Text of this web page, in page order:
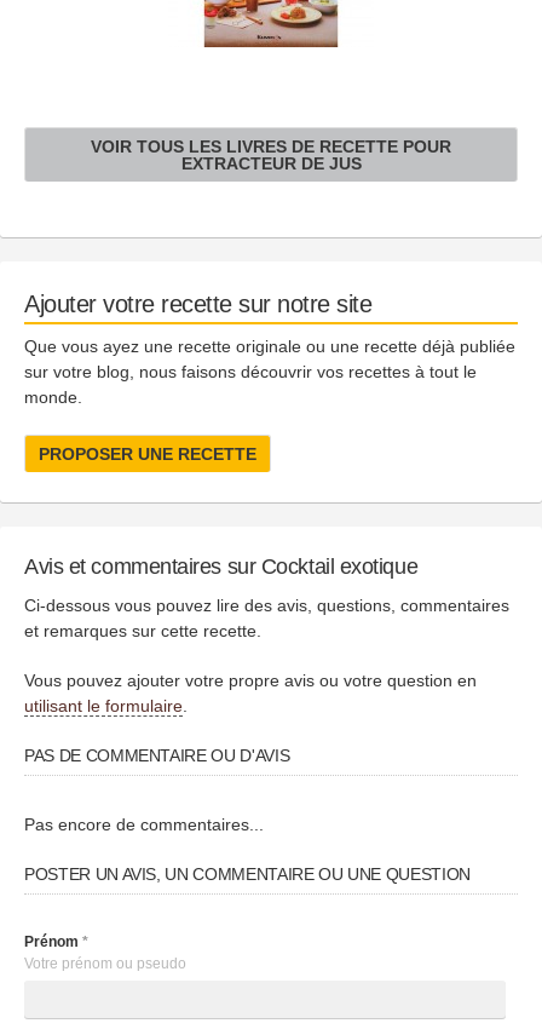
VOIR TOUS LES LIVRES DE RECETTE POUR
EXTRACTEUR DE JUS
Ajouter votre recette sur notre site
Que vous ayez une recette originale ou une recette déjà publiée
sur votre blog, nous faisons découvrir vos recettes à tout le
monde.
PROPOSER UNE RECETTE
Avis et commentaires sur Cocktail exotique
Ci-dessous vous pouvez lire des avis, questions, commentaires
et remarques sur cette recette.
Vous pouvez ajouter votre propre avis ou votre question en
utilisant le formulaire
PAS DE COMMENTAIRE OU D'AVIS
Pas encore de commentaires...
POSTER UN AVIS, UN COMMENTAIRE OU UNE QUESTION
Prénom *
Votre prénom ou pseudo